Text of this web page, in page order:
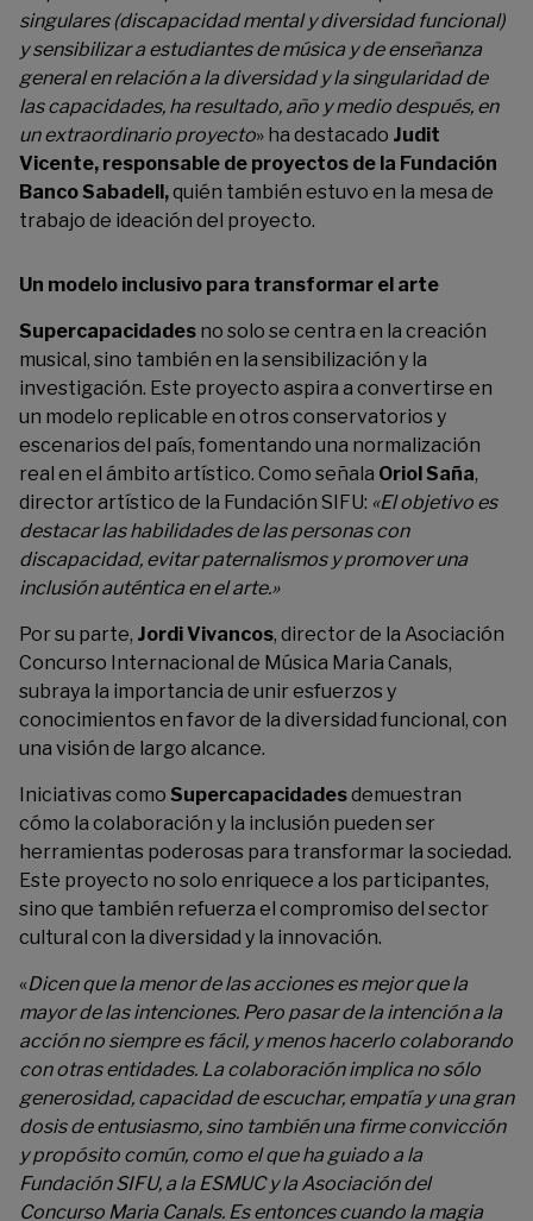
singulares (discapacidad mental y diversidad funcional)
y sensibilizar a estudiantes de música y de enseñanza
general en relación a la diversidad y la singularidad de
las capacidades, ha resultado, año y medio después, en
un extraordinario proyecto» ha destacado Judit
Vicente, responsable de proyectos de la Fundación
Banco Sabadell,quién también estuvo en la mesa de
trabajo de ideación del proyecto.
Un modelo inclusivo para transformar el arte
Supercapacidades no solo se centra en la creación
musical, sino también en la sensibilización y la
investigación. Este proyecto aspira a convertirse en
un modelo replicable en otros conservatorios y
escenarios del país, fomentando una normalización
real en el ámbito artístico. Como señala Oriol Saña,
director artístico de la Fundación SIFU: «El objetivo es
destacar las habilidades de las personas con
discapacidad, evitar paternalismos y promover una
inclusión auténtica en el arte.»
Por su parte, Jordi Vivancos, director de la Asociación
Concurso Internacional de Música Maria Canals,
subraya la importancia de unir esfuerzos y
conocimientos en favor de la diversidad funcional, con
una visión de largo alcance.
Iniciativas como Supercapacidadesdemuestran
cómo la colaboración y la inclusión pueden ser
herramientas poderosas para transformar la sociedad.
Este proyecto no solo enriquece a los participantes,
sino que también refuerza el compromiso del sector
cultural con la diversidad y la innovación.
«Dicen que la menor de las acciones es mejor que la
mayor de las intenciones. Pero pasar de la intención a la
acción no siempre es fácil, y menos hacerlo colaborando
con otras entidades. La colaboración implica no sólo
generosidad, capacidad de escuchar, empatía y una gran
dosis de entusiasmo, sino también una firme convicción
y propósito común, como el que ha guiado a la
Fundación SIFU, a la ESMUC y la Asociación del
Concurso Maria Canals. Es entonces cuando la magia